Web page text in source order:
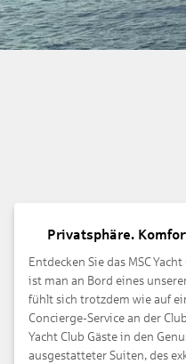
Privatsphäre.
Entdecken Sie das MSC
ist man an Bord eines
fühlt sich trotzdem wie auf
Concierge-Service an der
Yacht Club Gäste in den
ausgestatteter Suiten, des